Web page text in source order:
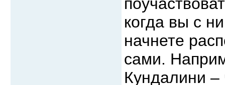
когда вы с
начнете
сами.
Кундалини –